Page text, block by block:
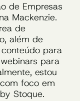
de Empresas
Mackenzie.
de
além de
para
para
estou
foco em
Stoque.